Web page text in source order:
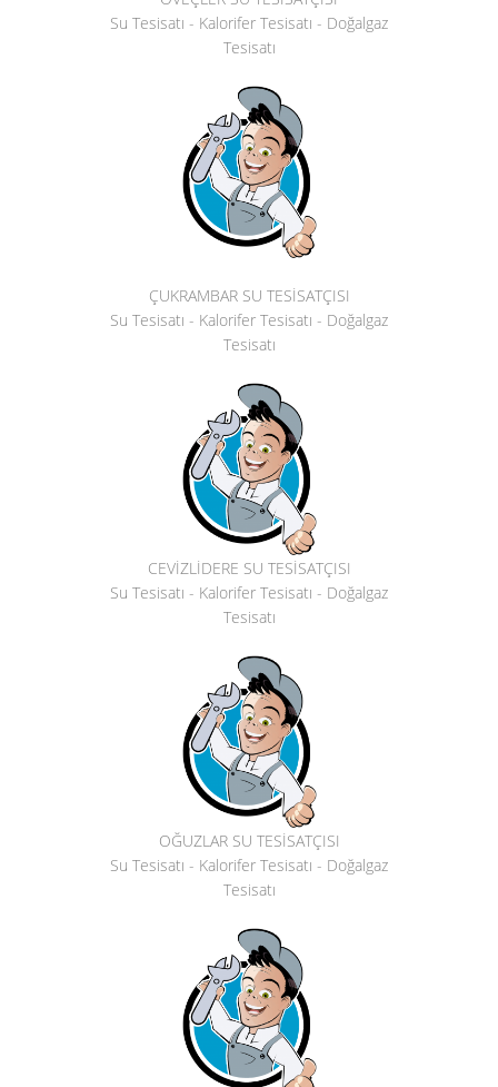
Su Tesisatı - Kalorifer Tesisatı - Doğalgaz
Tesisatı
ÇUKRAMBAR SU TESİSATÇISI
Su Tesisatı - Kalorifer Tesisatı - Doğalgaz
Tesisatı
CEVİZLİDERE SU TESİSATÇISI
Su Tesisatı - Kalorifer Tesisatı - Doğalgaz
Tesisatı
OĞUZLAR SU TESİSATÇISI
Su Tesisatı - Kalorifer Tesisatı - Doğalgaz
Tesisatı